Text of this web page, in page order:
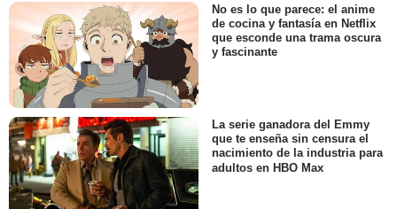
No es lo que parece: el anime
de cocina y fantasía en Netflix
que esconde una trama oscura
y fascinante
La serie ganadora del Emmy
que te enseña sin censura el
nacimiento de la industria para
adultos en HBO Max